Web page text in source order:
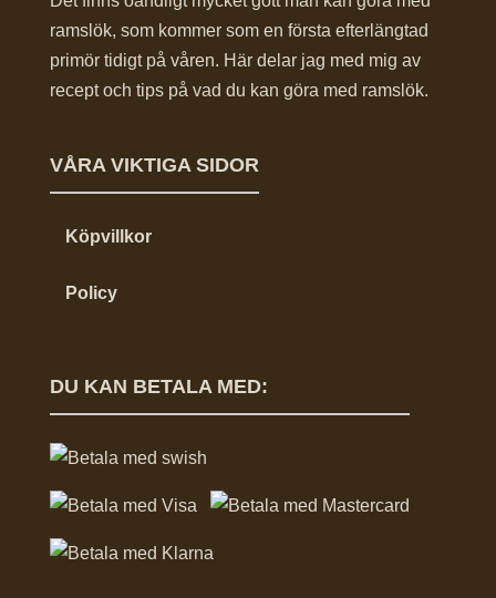
ramslök, som kommer som en första efterlängtad
primör tidigt på våren. Här delar jag med mig av
recept och tips på vad du kan göra med ramslök.
VÅRA VIKTIGA SIDOR
Köpvillkor
Policy
DU KAN BETALA MED: